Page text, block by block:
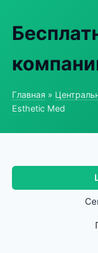
Главная »
Esthetic Med